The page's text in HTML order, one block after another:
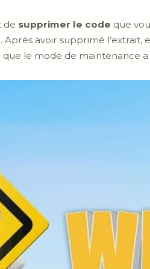
de supprimer le code que
Après avoir supprimé
le mode de maintenance